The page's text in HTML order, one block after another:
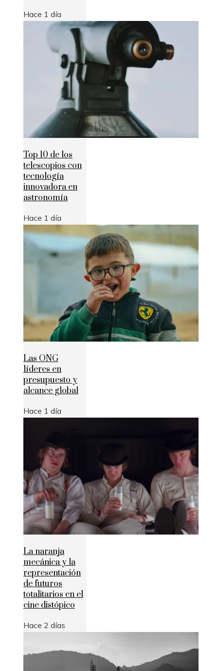
Hace 1 día
Top 10 de los
telescopios con
tecnología
innovadora en
astronomía
Hace 1 día
Las ONG
líderes en
presupuesto y
alcance global
Hace 1 día
La naranja
mecánica y la
representación
de futuros
totalitarios en el
cine distópico
Hace 2 días